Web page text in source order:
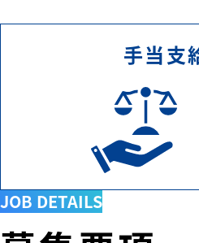
手当支
JOB DETAILS